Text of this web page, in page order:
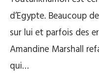
d’Egypte. Beaucoup
sur lui et parfois des
Amandine Marshall
qui…